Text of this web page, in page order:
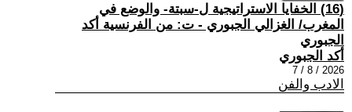
(16) الخفايا الاستراتيجية ل-سبتة- والوضع في
المغرب/ الغزالي الجبوري - ت: من الفرنسية أكد
الجبوري
أكد الجبوري
2026 / 8 / 7
الادب والفن